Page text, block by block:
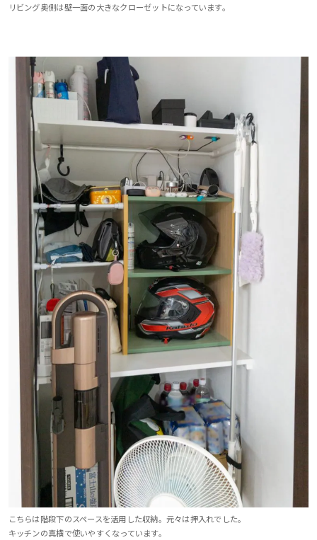
リビング奥側は壁一面の大きなクローゼットになっています。
こちらは階段下のスペースを活用した収納。元々は押入れでした。
キッチンの真横で使いやすくなっています。